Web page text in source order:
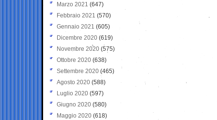
Marzo 2021 (647)
Febbraio 2021 (570)
Gennaio 2021 (605)
Dicembre 2020 (619)
Novembre 2020 (575)
Ottobre 2020 (638)
Settembre 2020(465)
Agosto 2020 (588)
Luglio 2020 (597)
Giugno 2020 (580)
Maggio 2020 (618)